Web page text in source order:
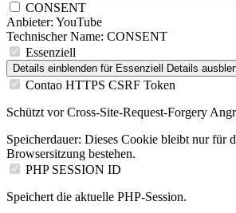
CONSENT
Anbieter: YouTube
Technischer Name: CONSENT
Essenziell
Details einblenden für Essenziell Details
Contao HTTPS CSRF Token
Schützt vor Cross-Site-Request-Forgery
Speicherdauer: Dieses Cookie bleibt nur für
Browsersitzung bestehen.
PHP SESSION ID
Speichert die aktuelle PHP-Session.